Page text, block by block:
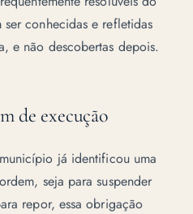
ser conhecidas e refletidas
e não descobertas depois.
de execução
já identificou uma
seja para suspender
repor, essa obrigação